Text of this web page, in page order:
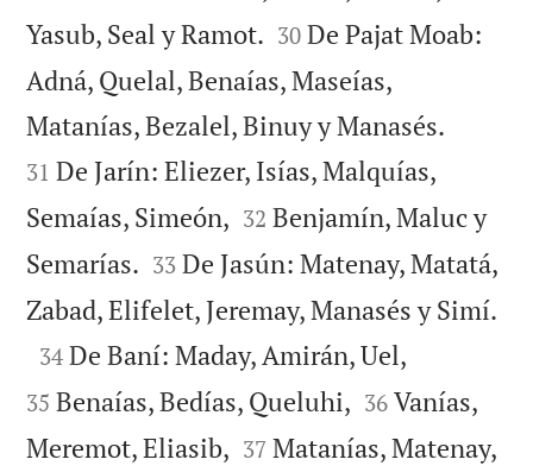
Yasub, Seal y Ramot. 

30 De Pajat Moab:
Adná, Quelal, Benaías, Maseías,
Matanías, Bezalel, Binuy y Manasés.
31 De Jarín: Eliezer, Isías, Malquías,
Semaías, Simeón, 

32 Benjamín, Maluc y
Semarías. 

33 De Jasún: Matenay, Matatá,
Zabad, Elifelet, Jeremay, Manasés y Simí.

34 De Baní: Maday, Amirán, Uel,
35 Benaías, Bedías, Queluhi, 

36 Vanías,
Meremot, Eliasib, 

37 Matanías, Matenay,